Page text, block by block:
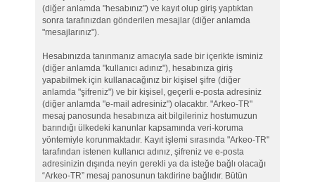
(diğer anlamda "hesabınız") ve kayıt olup giriş yaptıktan
sonra tarafınızdan gönderilen mesajlar (diğer anlamda
"mesajlarınız").
Hesabınızda tanınmanız amacıyla sade bir içerikte isminiz
(diğer anlamda "kullanıcı adınız"), hesabınıza giriş
yapabilmek için kullanacağınız bir kişisel şifre (diğer
anlamda "şifreniz") ve bir kişisel, geçerli e-posta adresiniz
(diğer anlamda "e-mail adresiniz") olacaktır. "Arkeo-TR"
mesaj panosunda hesabınıza ait bilgileriniz hostumuzun
barındığı ülkedeki kanunlar kapsamında veri-koruma
yöntemiyle korunmaktadır. Kayıt işlemi sırasında "Arkeo-TR"
tarafından istenen kullanıcı adınız, şifreniz ve e-posta
adresinizin dışında neyin gerekli ya da isteğe bağlı olacağı
“Arkeo-TR” mesaj panosunun takdirine bağlıdır. Bütün